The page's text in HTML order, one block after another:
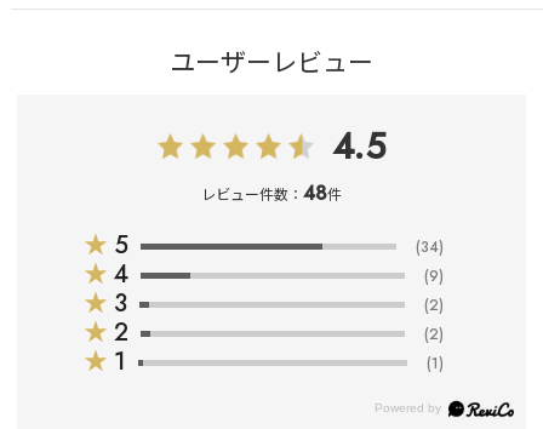
ユーザーレビュー
4.5
レビュー件数： 48件
★ 5 (34)
★ 4 (9)
★ 3 (2)
★ 2 (2)
★ 1 (1)